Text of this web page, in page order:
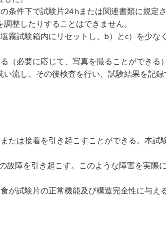
件下で試験片24 hまたは関連書類に規定さ
整したりすることはできません。
霧試験箱内にリセットし、b）とc）を少な
（必要に応じて、写真を撮ることができる
流し、その後検査を行い、試験結果を記録
たは接着を引き起こすことができる。本試
故障を引き起こす。このような障害を実際
が試験片の正常機能及び構造完全性に与え